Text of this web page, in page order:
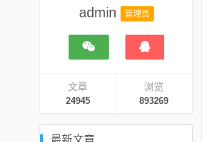
admin 管理员
文章
24945
浏览
893269
最新文章